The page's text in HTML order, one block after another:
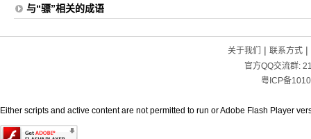
与“骠”相关的成语
关于我们 | 联系方式|
官方QQ交流群:
粤ICP备
Either scripts and active content are not permitted to run or Adobe Flash Player